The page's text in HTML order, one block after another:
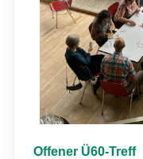
Offener Ü60-Treff